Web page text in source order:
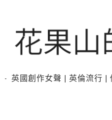
英國創作女聲 | 英倫流行 |